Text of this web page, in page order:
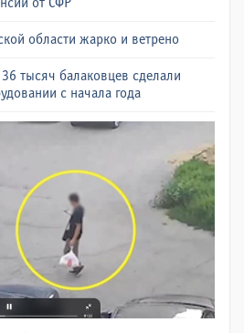
от СФР
области жарко и ветрено
тысяч балаковцев сделали
с начала года